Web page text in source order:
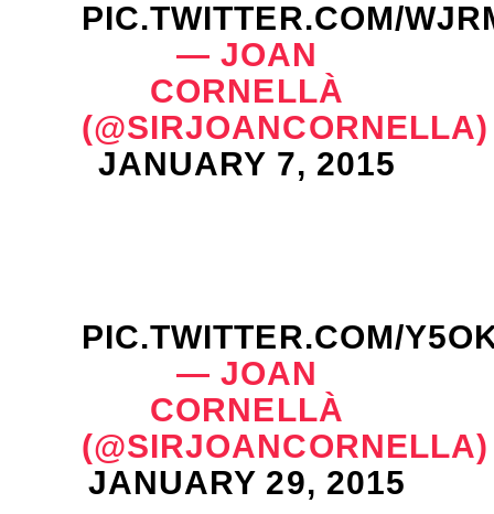
PIC.TWITTER.COM/
— JOAN
CORNELLÀ
(@SIRJOANCORNELLA)
JANUARY 7, 2015
PIC.TWITTER.COM/
— JOAN
CORNELLÀ
(@SIRJOANCORNELLA)
JANUARY 29, 2015